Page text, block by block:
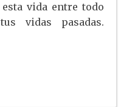
vida entre todo
vidas pasadas.